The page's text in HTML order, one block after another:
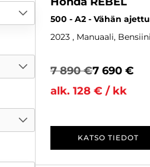
500 - A2 - Vähän
2023 , Manuaali,
7 890 €7 690 €
alk. 128 € / kk
KATSO TIEDOT